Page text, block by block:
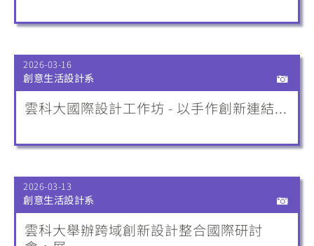
2026-03-16
創意生活設計系
雲科大國際設計工作坊 - 以手作創新連結...
2026-03-13
創意生活設計系
雲科大舉辦跨域創新設計整合國際研討